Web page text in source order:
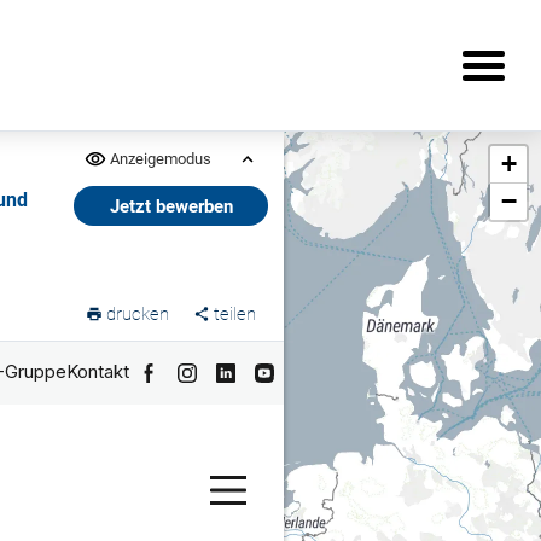
Anzeigemodus
Jetzt bewerben
drucken teilen
+
−